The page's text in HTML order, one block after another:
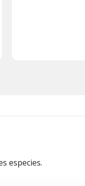
especies.